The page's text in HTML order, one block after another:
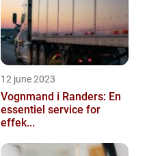
12 june 2023
Vognmand i Randers: En
essentiel service for
effek...